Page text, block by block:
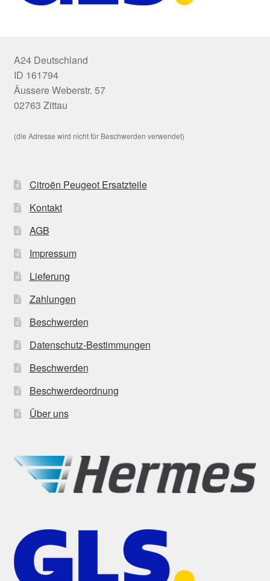
A24 Deutschland
ID 161794
Äussere Weberstr. 57
02763 Zittau
(die Adresse wird nicht für Beschwerden verwendet)
Citroën Peugeot Ersatzteile
Kontakt
AGB
Impressum
Lieferung
Zahlungen
Beschwerden
Datenschutz-Bestimmungen
Beschwerden
Beschwerdeordnung
Über uns